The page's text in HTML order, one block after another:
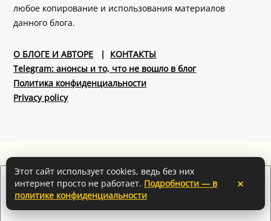
×
Этот сайт использует cookies, ведь без них
интернет просто не работает. Подробности — в
политике конфиденциальности
любое копирование и использования материалов
данного блога.
О БЛОГЕ И АВТОРЕ | КОНТАКТЫ
Telegram: анонсы и то, что не вошло в блог
Политика конфиденциальности
Privacy policy